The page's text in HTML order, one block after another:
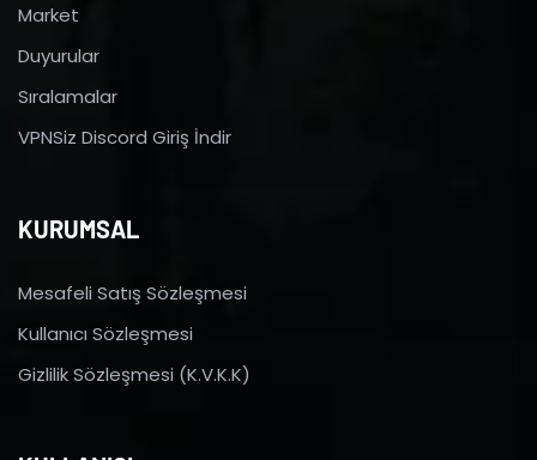
Market
Duyurular
Sıralamalar
VPNSiz Discord Giriş İndir
KURUMSAL
Mesafeli Satış Sözleşmesi
Kullanıcı Sözleşmesi
Gizlilik Sözleşmesi (K.V.K.K)